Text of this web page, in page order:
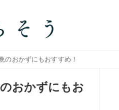
のおかずにもおすすめ！
おかずにもお